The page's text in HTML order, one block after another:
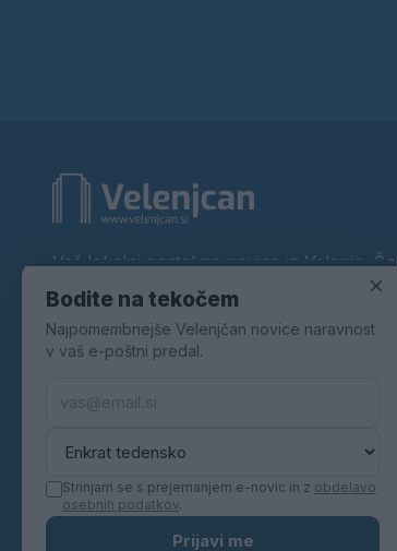
Vaš lokalni portal za novice iz Velenja,
okolice. Aktualne novice, šport, kultura,
Povezujemo Velenje.
×
Bodite na tekočem
Najpomembnejše Velenjčan novice naravnost
v vaš e-poštni predal.
Strinjam se s prejemanjem e-novic in z obdelavo
osebnih podatkov.
Prijavi me